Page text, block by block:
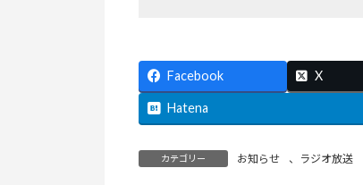
Facebook X
Hatena
カテゴリー お知らせ 、 ラジオ放送